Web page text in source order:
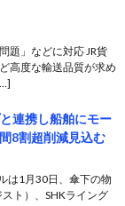
題」などに対応 JR貨
高度な輸送品質が求め
連携し船舶にモー
8割超削減見込む
は1月30日、傘下の物
ト）、SHKライング